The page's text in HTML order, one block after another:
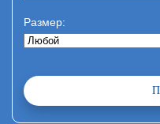
Размер: